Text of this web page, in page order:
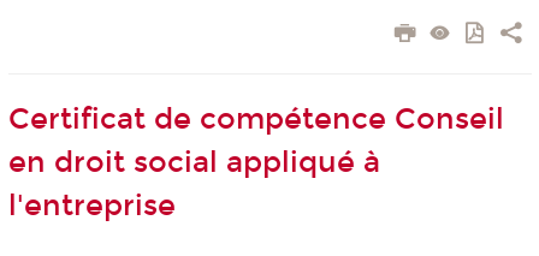
Certificat de compétence Conseil
en droit social appliqué à
l'entreprise